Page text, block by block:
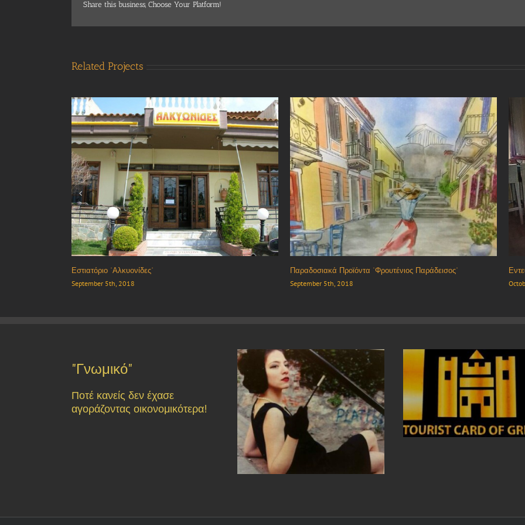
Share this business, Choose Your Platform!
Related Projects
Ταβέρνα “Τα Πίσια”
October 8th, 2018
“Ρίζα” Βιολογικά προϊόντα
October 8th, 2018
"Γνωμικό"
Ποτέ κανείς δεν έχασε
αγοράζοντας οικονομικότερα!